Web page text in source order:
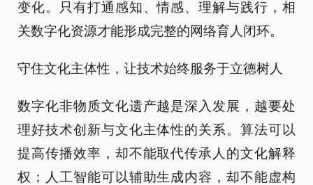
变化。只有打通感知、情感、理解与践行，相
关数字化资源才能形成完整的网络育人闭环。
守住文化主体性，让技术始终服务于立德树人
数字化非物质文化遗产越是深入发展，越要处
理好技术创新与文化主体性的关系。算法可以
提高传播效率，却不能取代传承人的文化解释
权；人工智能可以辅助生成内容，却不能虚构